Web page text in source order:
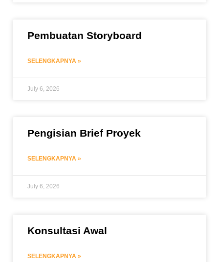
Pembuatan Storyboard
SELENGKAPNYA »
July 6, 2026
Pengisian Brief Proyek
SELENGKAPNYA »
July 6, 2026
Konsultasi Awal
SELENGKAPNYA »